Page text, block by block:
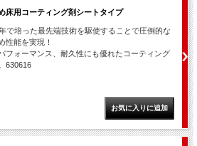
床用コーティング剤シートタイプ
で培った最先端技術を駆使することで圧倒的な
性能を実現！
フォーマンス、耐久性にも優れたコーティング
630616